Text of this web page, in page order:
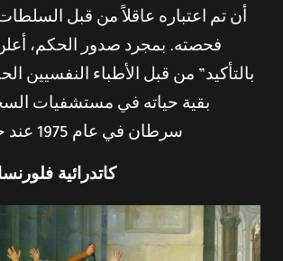
أن تم اعتباره عاقلاً من قبل
فحصته. بمجرد صدور الحكم،
بالتأكيد” من قبل الأطباء النفسيين
بقية حياته في مستشفيات
سرطان في عام 1975 عند حوالي 68 عامًا.
كاتدرائية